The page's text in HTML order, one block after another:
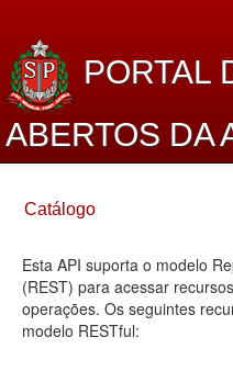
PORTAL
ABERTOS DA
Sobre o projeto
Dados Abertos Alesp
Lei de Acesso à
Catálogo
Esta API suporta o modelo
(REST) para acessar
operações. Os seguintes
modelo RESTful: